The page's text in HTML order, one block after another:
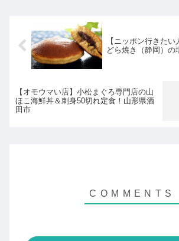
【ニッポン行きた
どら焼き（静岡）の
【オモウマい店】小松まぐろ専門店の山
ほこ海鮮丼＆刺身50切れ定食！山形県酒
田市